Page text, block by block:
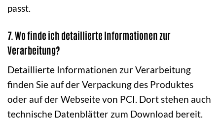
passt.
7. Wo finde ich detaillierte Informationen zur
Verarbeitung?
Detaillierte Informationen zur Verarbeitung
finden Sie auf der Verpackung des Produktes
oder auf der Webseite von PCI. Dort stehen auch
technische Datenblätter zum Download bereit.